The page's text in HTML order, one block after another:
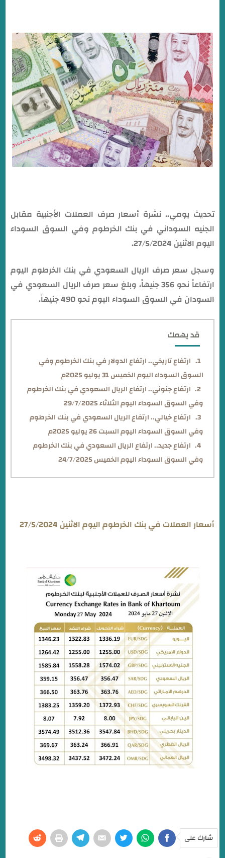
تحديث يومي.. نشرة أسعار صرف العملات الأجنبية مقابل
الجنيه السوداني في بنك الخرطوم وفي السوق السوداء
اليوم الاثنين 27/5/2024.
وسجل سعر صرف الريال السعودي في بنك الخرطوم اليوم
ارتفاعاً نحو 356 جنيهاً، وبلغ سعر صرف الريال السعودي في
السودان في السوق السوداء اليوم نحو 490 جنيهاً.
قد يهمك
ارتفاع تاريخي.. ارتفاع الدولار في بنك الخرطوم وفي
السوق السوداء اليوم الخميس 31 يوليو 2025م
ارتفاع جنوني.. ارتفاع الريال السعودي في بنك الخرطوم
وفي السوق السوداء اليوم الثلاثاء 29/7/2025
ارتفاع خيالي.. ارتفاع الريال السعودي في بنك الخرطوم
وفي السوق السوداء اليوم السبت 26 يوليو 2025م
ارتفاع جديد.. ارتفاع الريال السعودي في بنك الخرطوم
وفي السوق السوداء اليوم الخميس 24/7/2025
أسعار العملات في بنك الخرطوم اليوم الاثنين 27/5/2024
شارك على